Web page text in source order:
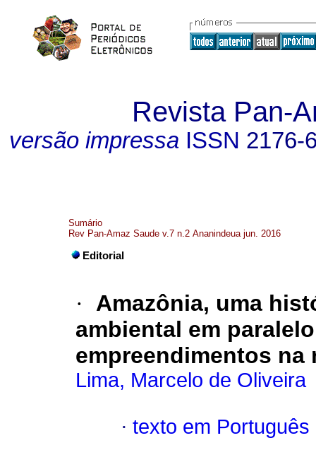
Revista Pan-
versão impressa ISSN 2176-
Sumário
Rev Pan-Amaz Saude v.7 n.2 Ananindeua jun. 2016
Editorial
·
Amazônia, uma
ambiental em
empreendimentos na
Lima, Marcelo de Oliveira
· texto em Português